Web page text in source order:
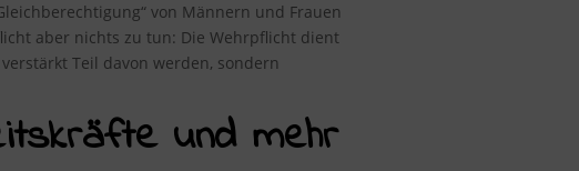
von Männern und Frauen
aber nichts zu tun: Die Wehrpflicht dient
Teil davon werden, sondern
und mehr